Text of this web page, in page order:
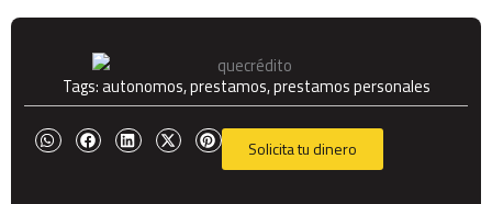
Tags:autonomos,prestamos,prestamos personales
Solicita tu dinero